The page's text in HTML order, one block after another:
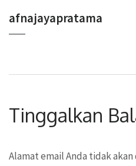
afnajayapratama
Tinggalkan
Alamat email Anda tidak